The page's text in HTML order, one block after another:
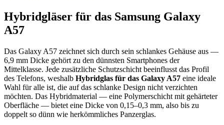
Hybridgläser für das Samsung Galaxy
A57
Das Galaxy A57 zeichnet sich durch sein schlankes Gehäuse aus —
6,9 mm Dicke gehört zu den dünnsten Smartphones der
Mittelklasse. Jede zusätzliche Schutzschicht beeinflusst das Profil
des Telefons, weshalb Hybridglas für das Galaxy A57 eine ideale
Wahl für alle ist, die auf das schlanke Design nicht verzichten
möchten. Das Hybridmaterial — eine Polymerschicht mit gehärteter
Oberfläche — bietet eine Dicke von 0,15–0,3 mm, also bis zu
doppelt so dünn wie herkömmliches Panzerglas.